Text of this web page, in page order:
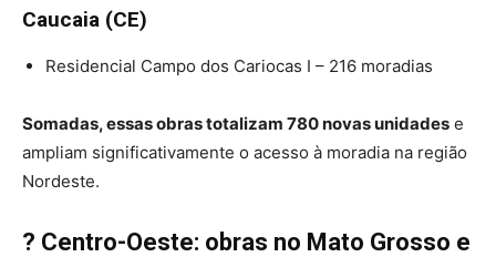
Caucaia (CE)
Residencial Campo dos Cariocas I – 216 moradias
Somadas, essas obras totalizam 780 novas unidades e
ampliam significativamente o acesso à moradia na região
Nordeste.
? Centro-Oeste: obras no Mato Grosso e